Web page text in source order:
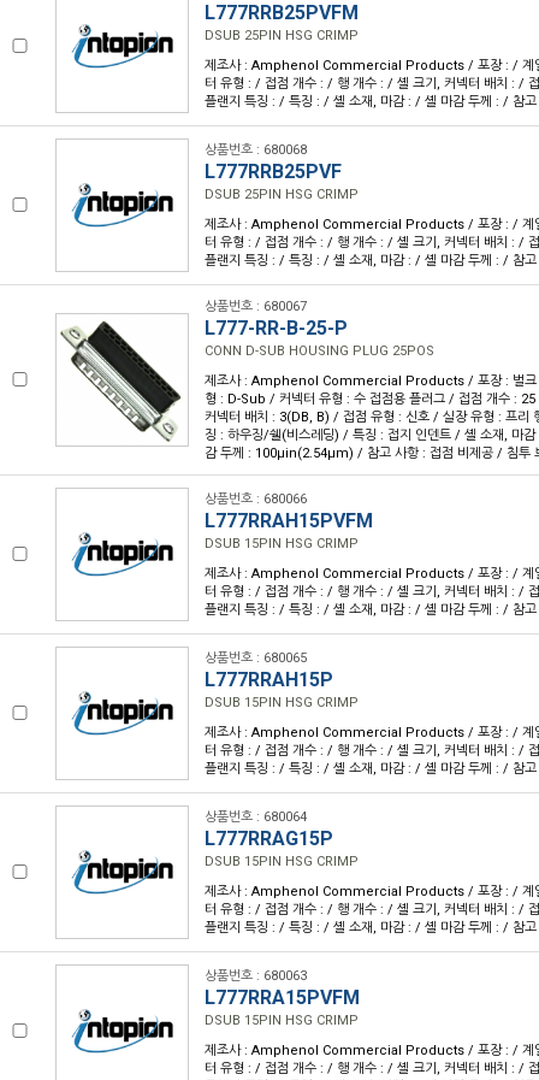
L777RRB25PVFM
DSUB 25PIN HSG CRIMP
제조사 : Amphenol Commercial Products / 포장 : / 계
터 유형 : / 접점 개수 : / 행 개수 : / 셸 크기, 커넥터 배치 : /
플랜지 특징 : / 특징 : / 셸 소재, 마감 : / 셸 마감 두께 : / 참
상품번호 : 680068
L777RRB25PVF
DSUB 25PIN HSG CRIMP
제조사 : Amphenol Commercial Products / 포장 : / 계
터 유형 : / 접점 개수 : / 행 개수 : / 셸 크기, 커넥터 배치 : /
플랜지 특징 : / 특징 : / 셸 소재, 마감 : / 셸 마감 두께 : / 참
상품번호 : 680067
L777-RR-B-25-P
CONN D-SUB HOUSING PLUG 25POS
제조사 : Amphenol Commercial Products / 포장 : 벌크
형 : D-Sub / 커넥터 유형 : 수 접점용 플러그 / 접점 개수 :
커넥터 배치 : 3(DB, B) / 접점 유형 : 신호 / 실장 유형 : 프리
징 : 하우징/쉘(비스레딩) / 특징 : 접지 인덴트 / 셸 소재, 마
감 두께 : 100µin(2.54µm) / 참고 사항 : 접점 비제공 / 침투
상품번호 : 680066
L777RRAH15PVFM
DSUB 15PIN HSG CRIMP
제조사 : Amphenol Commercial Products / 포장 : / 계
터 유형 : / 접점 개수 : / 행 개수 : / 셸 크기, 커넥터 배치 : /
플랜지 특징 : / 특징 : / 셸 소재, 마감 : / 셸 마감 두께 : / 참
상품번호 : 680065
L777RRAH15P
DSUB 15PIN HSG CRIMP
제조사 : Amphenol Commercial Products / 포장 : / 계
터 유형 : / 접점 개수 : / 행 개수 : / 셸 크기, 커넥터 배치 : /
플랜지 특징 : / 특징 : / 셸 소재, 마감 : / 셸 마감 두께 : / 참
상품번호 : 680064
L777RRAG15P
DSUB 15PIN HSG CRIMP
제조사 : Amphenol Commercial Products / 포장 : / 계
터 유형 : / 접점 개수 : / 행 개수 : / 셸 크기, 커넥터 배치 : /
플랜지 특징 : / 특징 : / 셸 소재, 마감 : / 셸 마감 두께 : / 참
상품번호 : 680063
L777RRA15PVFM
DSUB 15PIN HSG CRIMP
제조사 : Amphenol Commercial Products / 포장 : / 계
터 유형 : / 접점 개수 : / 행 개수 : / 셸 크기, 커넥터 배치 : /